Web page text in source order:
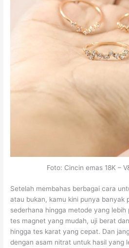
Foto: Cincin emas 18K –
Setelah membahas berbagai cara
atau bukan, kamu kini punya banyak
sederhana hingga metode yang lebih
tes magnet yang mudah, uji berat
hingga tes karat yang cepat. Dan
dengan asam nitrat untuk hasil yang